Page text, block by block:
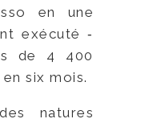
en une
exécuté ‑
de 4 400
six mois.
natures